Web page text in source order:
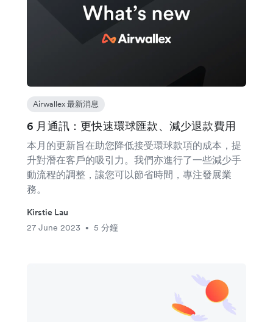
Airwallex 最新消息
6 月通訊：更快速環球匯款、減少退款費用
本月的更新旨在助您降低接受環球款項的成本，提
升對潛在客戶的吸引力。我們亦進行了一些減少手
動流程的調整，讓您可以節省時間，專注發展業
務。
Kirstie Lau
27 June 2023
• 5 分鐘